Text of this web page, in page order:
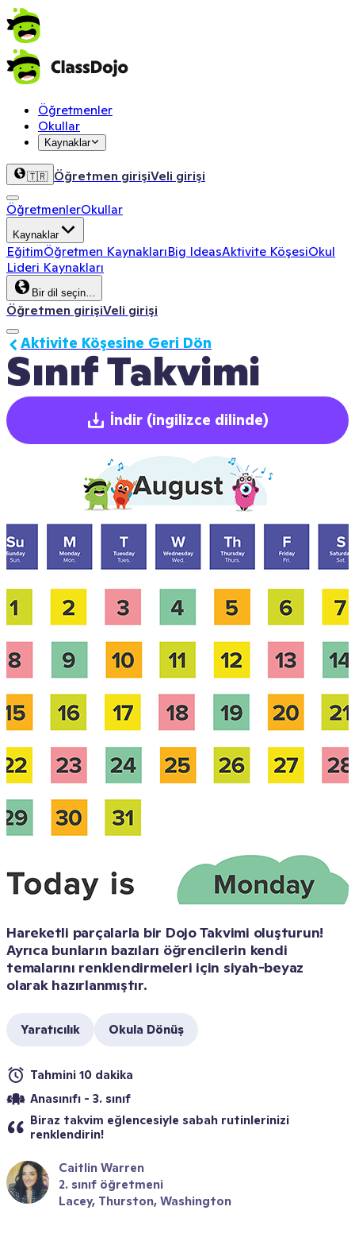
Öğretmenler
Okullar
Kaynaklar
🇹🇷 Öğretmen girişiVeli girişi
ÖğretmenlerOkullar
Kaynaklar
EğitimÖğretmen KaynaklarıBig IdeasAktivite KöşesiOkul
Lideri Kaynakları
Bir dil seçin…
Öğretmen girişiVeli girişi
Sınıf Takvimi
Aktivite Köşesine Geri Dön
İndir (ingilizce dilinde)
Hareketli parçalarla bir Dojo Takvimi oluşturun!
Ayrıca bunların bazıları öğrencilerin kendi
temalarını renklendirmeleri için siyah-beyaz
olarak hazırlanmıştır.
Yaratıcılık Okula Dönüş
Tahmini 10 dakika
Anasınıfı - 3. sınıf
Biraz takvim eğlencesiyle sabah rutinlerinizi
renklendirin!
Caitlin Warren
2. sınıf öğretmeni
Lacey, Thurston, Washington